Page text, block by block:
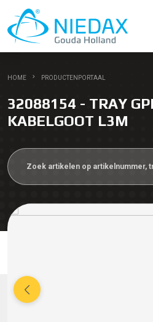
HOME PRODUCTENPORTAAL
32088154 - TRAY
KABELGOOT L3M